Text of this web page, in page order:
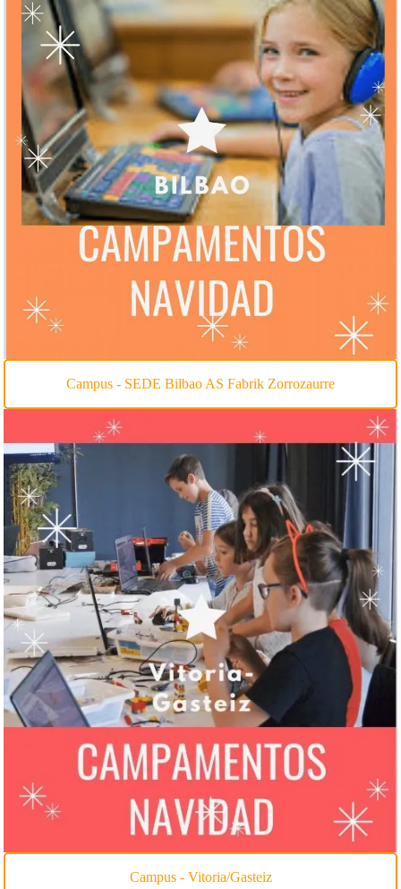
Campus - SEDE Bilbao AS Fabrik Zorrozaurre
Campus - Vitoria/Gasteiz